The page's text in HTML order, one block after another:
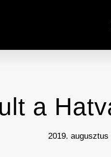
a
2019. augusztus